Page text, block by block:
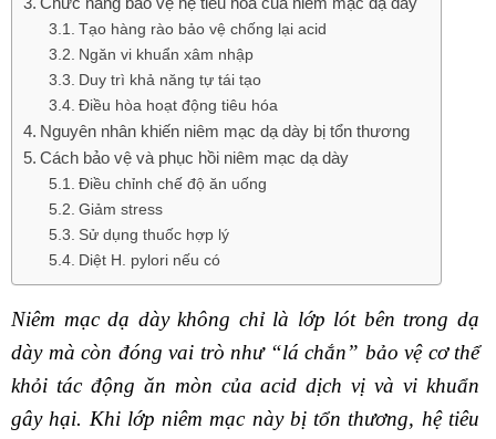
Tạo hàng rào bảo vệ chống lại acid
Ngăn vi khuẩn xâm nhập
Duy trì khả năng tự tái tạo
Điều hòa hoạt động tiêu hóa
Nguyên nhân khiến niêm mạc dạ dày bị tổn thương
Cách bảo vệ và phục hồi niêm mạc dạ dày
Điều chỉnh chế độ ăn uống
Giảm stress
Sử dụng thuốc hợp lý
Diệt H. pylori nếu có
Niêm mạc dạ dày không chỉ là lớp lót bên trong dạ
dày mà còn đóng vai trò như “lá chắn” bảo vệ cơ thể
khỏi tác động ăn mòn của acid dịch vị và vi khuẩn
gây hại. Khi lớp niêm mạc này bị tổn thương, hệ tiêu